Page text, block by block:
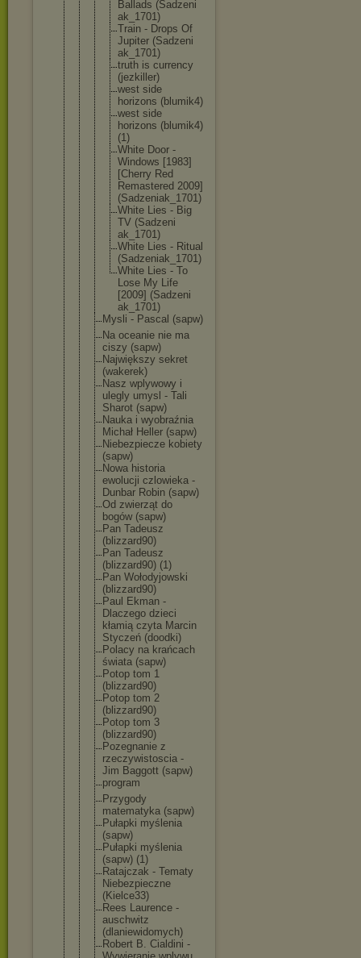
Ballads (Sadzeni
ak_1701)
Train - Drops Of
Jupiter (Sadzeni
ak_1701)
truth is currency
(jezkill er)
west side
horizons (blumik4)
west side
horizons (blumik4)
(1)
White Door -
Windows [1983]
[Cherry Red
Remastered 2009]
(Sadzeniak_1701)
White Lies - Big
TV (Sadzeni
ak_1701)
White Lies - Ritual
(Sadzeniak_1701)
White Lies - To
Lose My Life
[2009] (Sadzeni
ak_1701)
Mysli - Pascal (sapw)
Na oceanie nie ma
ciszy (sapw)
Największy sekret
(wakerek)
Nasz wplywowy i
ulegly umysl - Tali
Sharot (sapw)
Nauka i wyobraźnia
Michał Heller (sapw)
Niebezpiecze kobiety
(sapw)
Nowa historia
ewolucji czlowieka -
Dunbar Robin (sapw)
Od zwierząt do
bogów (sapw)
Pan Tadeusz
(blizzard90)
Pan Tadeusz
(blizzard90) (1)
Pan Wołodyjowski
(blizzard90)
Paul Ekman -
Dlaczego dzieci
kłamią czyta Marcin
Styczeń (doodki)
Polacy na krańcach
świata (sapw)
Potop tom 1
(blizzard90)
Potop tom 2
(blizzard90)
Potop tom 3
(blizzard90)
Pozegnanie z
rzeczywistoscia -
Jim Baggott (sapw)
program
Przygody
matematyka (sapw)
Pułapki myślenia
(sapw)
Pułapki myślenia
(sapw) (1)
Ratajczak - Tematy
Niebezpieczne
(Kielce33)
Rees Laurence -
auschwitz
(dlaniewidomych)
Robert B. Cialdini -